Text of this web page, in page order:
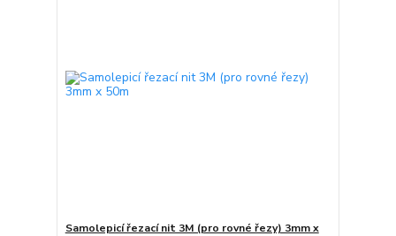
Samolepicí řezací nit 3M (pro rovné řezy) 3mm x